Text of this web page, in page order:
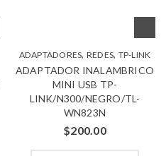
ADAPTADORES, REDES, TP-LINK
ADAPTADOR INALAMBRICO
MINI USB TP-
LINK/N300/NEGRO/TL-
WN823N
$200.00